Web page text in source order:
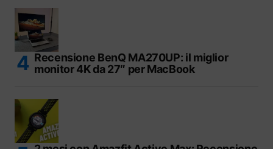
Recensione BenQ MA270UP: il miglior
monitor 4K da 27″ per MacBook